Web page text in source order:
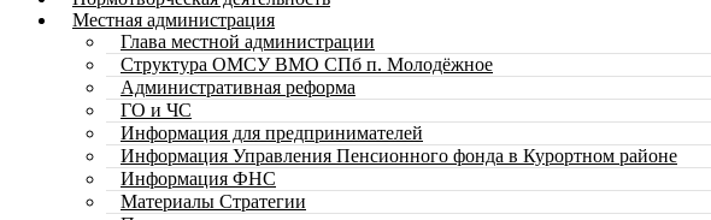
Местная администрация
Глава местной администрации
Структура ОМСУ ВМО СПб п. Молодёжное
Административная реформа
ГО и ЧС
Информация для предпринимателей
Информация Управления Пенсионного фонда в Курортном районе
Информация ФНС
Материалы Стратегии